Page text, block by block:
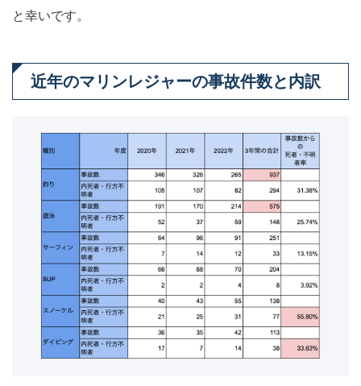
と幸いです。
近年のマリンレジャーの事故件数と内訳